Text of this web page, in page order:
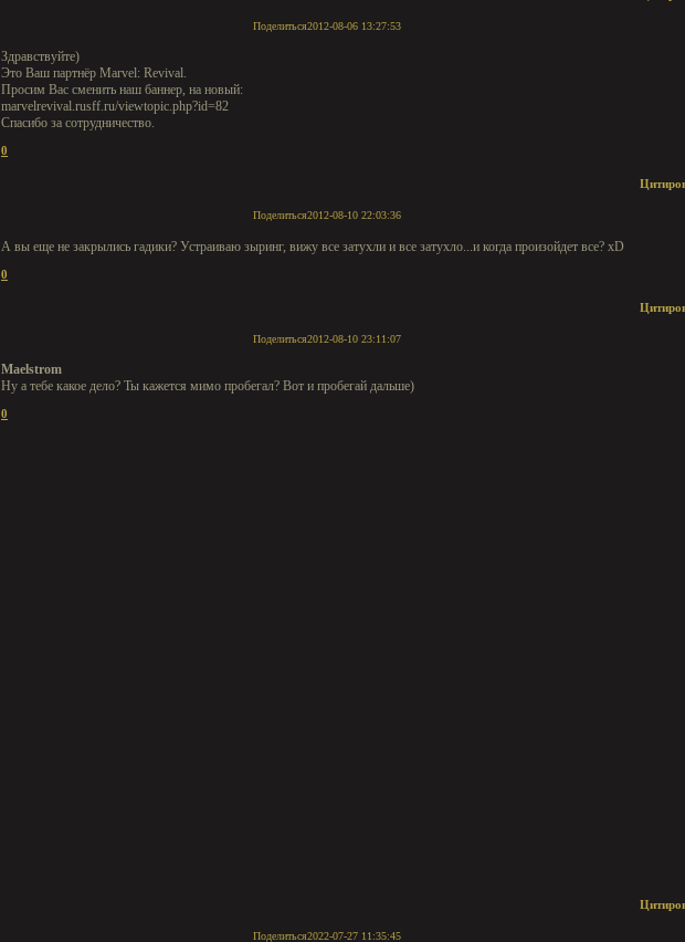
Поделиться2012-08-06 13:27:53
Здравствуйте)
Это Ваш партнёр Marvel: Revival.
Просим Вас сменить наш баннер, на новый:
marvelrevival.rusff.ru/viewtopic.php?id=82
Спасибо за сотрудничество.
0
Поделиться2012-08-10 22:03:36
А вы еще не закрылись гадики? Устраиваю зыринг, вижу все затухли и все затухло...и когда произойдет все? xD
0
Поделиться2012-08-10 23:11:07
Maelstrom
Ну а тебе какое дело? Ты кажется мимо пробегал? Вот и пробегай дальше)
0
Поделиться2022-07-27 11:35:45